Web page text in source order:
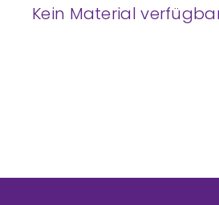
Kein Material